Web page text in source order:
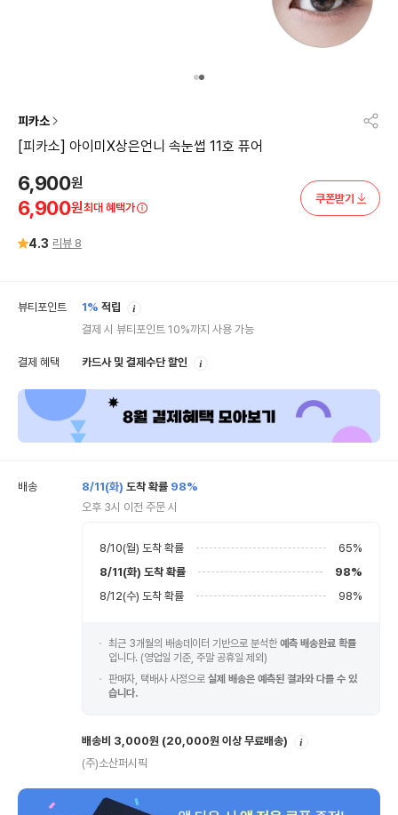
피카소
[피카소] 아이미X상은언니 속눈썹 11호 퓨어
6,900원
6,900원최대 혜택가
쿠폰받기
4.3 리뷰 8
뷰티포인트 1% 적립
결제 시 뷰티포인트 10%까지 사용 가능
결제 혜택 카드사 및 결제수단 할인
배송 8/11(화) 도착 확률 98%
오후 3시 이전 주문 시
8/10(월) 도착 확률 65%
8/11(화) 도착 확률 98%
8/12(수) 도착 확률 98%
최근 3개월의 배송데이터 기반으로 분석한 예측 배송완료 확률
입니다. (영업일 기준, 주말 공휴일 제외)
판매자, 택배사 사정으로 실제 배송은 예측된 결과와 다를 수 있
습니다.
배송비 3,000원 (20,000원 이상 무료배송)
(주)소산퍼시픽